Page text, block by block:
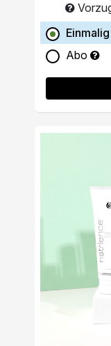
Einmalig
Abo